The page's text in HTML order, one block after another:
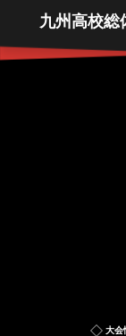
九州高校総
大会